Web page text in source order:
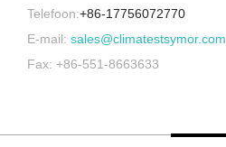
Telefoon:+86-17756072770
E-mail: sales@climatestsymor.com
Fax: +86-551-8663633